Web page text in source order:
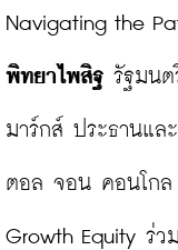
Navigating the
พิทยาไพสิฐ รัฐมนต
มาร์กส์ ประธานแล
ตอล จอน คอนโกล
Growth Equity ร่ว